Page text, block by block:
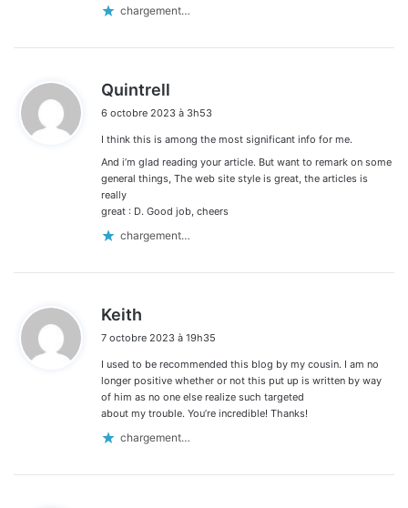
chargement…
Quintrell
t
6 octobre 2023 à 3h53
I think this is among the most significant info for me.
And i’m glad reading your article. But want to remark on some
general things, The web site style is great, the articles is
really
great : D. Good job, cheers
chargement…
Keith
t
:
7 octobre 2023 à 19h35
I used to be recommended this blog by my cousin. I am no
longer positive whether or not this put up is written by way
of him as no one else realize such targeted
about my trouble. You’re incredible! Thanks!
chargement…